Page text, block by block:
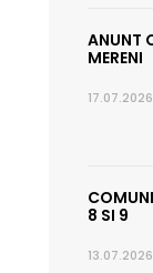
ANUNT
MERENI
17.07.2026
8 SI 9
13.07.2026